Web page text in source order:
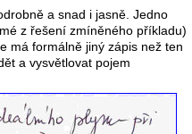
a snad i jasně. Jedno
z řešení zmíněného příkladu)
má formálně jiný zápis než ten
a vysvětlovat pojem